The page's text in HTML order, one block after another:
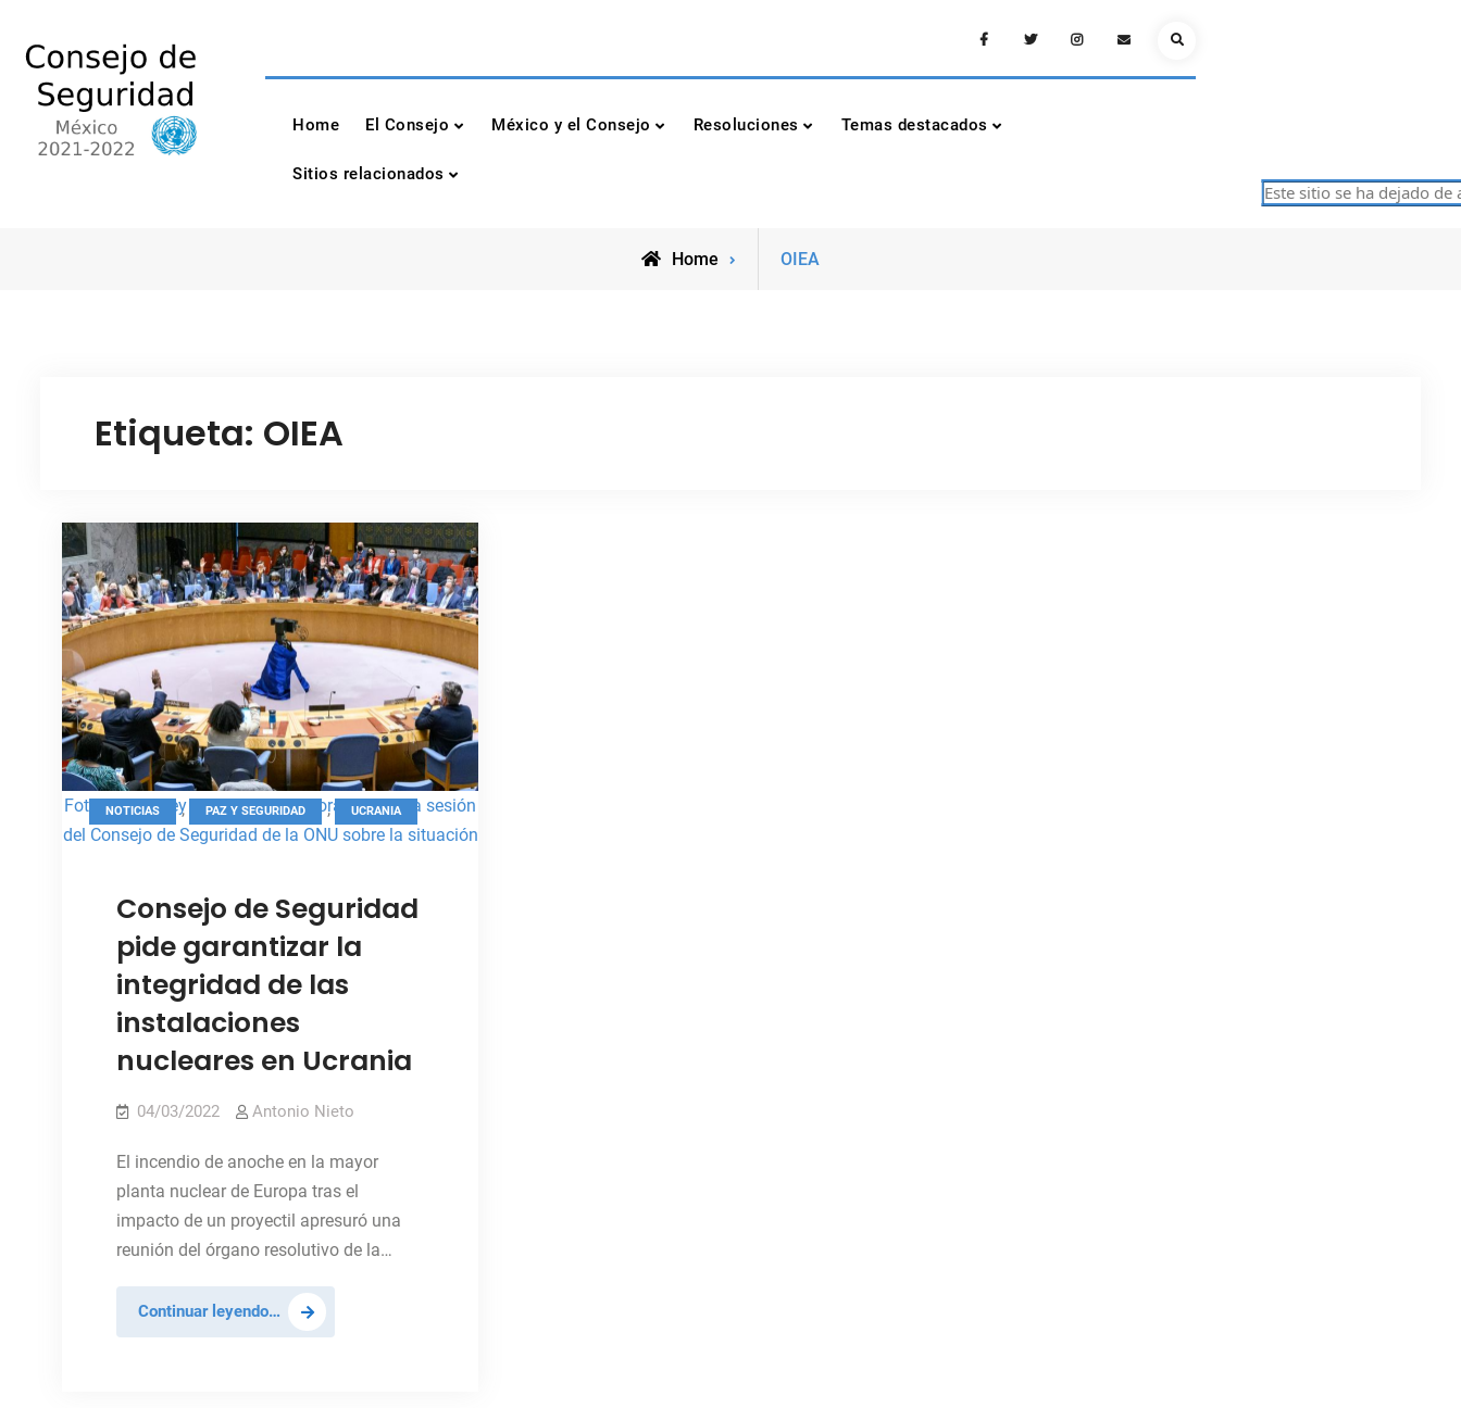
content
Consejo de Seguridad de las Naciones Unidas
México 2021-2022
FacebookTwitterInstagramEmailSearch
Home El Consejo México y el Consejo Resoluciones Temas destacados
Sitios relacionados
Este sitio se ha dejado de
Home
Posts
OIEA
Etiqueta: OIEA
Foto: ONU/Loey Felipe, Vista panorámica de la sesión
del Consejo de Seguridad de la ONU sobre la situación
NOTICIAS , PAZ Y SEGURIDAD , UCRANIA
Consejo de Seguridad
pide garantizar la
integridad de las
instalaciones
nucleares en Ucrania
04/03/2022 Antonio Nieto
El incendio de anoche en la mayor
planta nuclear de Europa tras el
impacto de un proyectil apresuró una
reunión del órgano resolutivo de la…
Continuar leyendo… Consejo
de